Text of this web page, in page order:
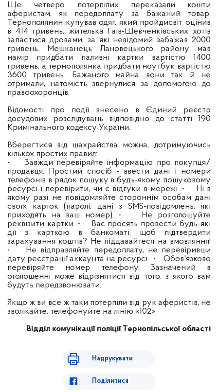
Ще четверо потерпілих переказали кошти
аферистам, як передоплату за бажаний товар.
Тернополянин купував одяг, який пройдисвіт оцінив
в 414 гривень, жителька Гаїв-Шевченківських хотів
запастися дровами, за які невідомий забажав 2000
гривень. Мешканець Лановецького району мав
намір придбати паливні картки вартістю 1400
гривень, а тернополянка придбати ноутбук вартістю
3600 гривень. Бажаного майна вони так й не
отримали, натомість звернулися за допомогою до
правоохоронців.
Відомості про події внесено в Єдиний реєстр
досудових розслідувань відповідно до статті 190
Кримінального кодексу України.
Вберегтися від шахрайства можна, дотримуючись
кількох простих правил:
• Завжди перевіряйте інформацію про покупця/
продавця. Простий спосіб - ввести дані і номери
телефонів в рядок пошуку в будь-якому пошуковому
ресурсі і перевірити, чи є відгуки в мережі. • Ні в
якому разі не повідомляйте стороннім особам дані
своїх карток (паролі, дані з SMS-повідомлень, які
приходять на ваш номер). • Не розголошуйте
реквізити картки. • Вас просять провести будь-які
дії з карткою в банкоматі, щоб підтвердити
зарахування коштів? Не піддавайтеся на вмовляння!
• Не відправляйте передоплату, не перевіривши
дату реєстрації аккаунта на ресурсі. • Обов'язково
перевіряйте номер телефону. Зазначений в
оголошенні може відрізнятися від того, з якого вам
будуть передзвонювати.
Якщо ж ви все ж таки потерпіли від рук аферистів, не
зволікайте, телефонуйте на лінію «102».
Відділ комунікації поліціїТернопільської області
Надрукувати
Поділитися